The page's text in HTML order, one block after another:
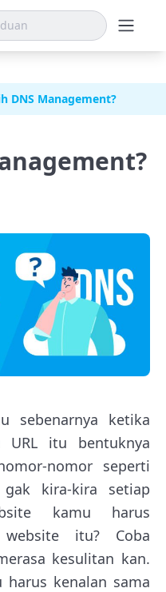
DNS Management?
sebenarnya ketika
URL itu bentuknya
nomor seperti
gak kira-kira setiap
kamu harus
itu? Coba
kesulitan kan.
kenalan sama